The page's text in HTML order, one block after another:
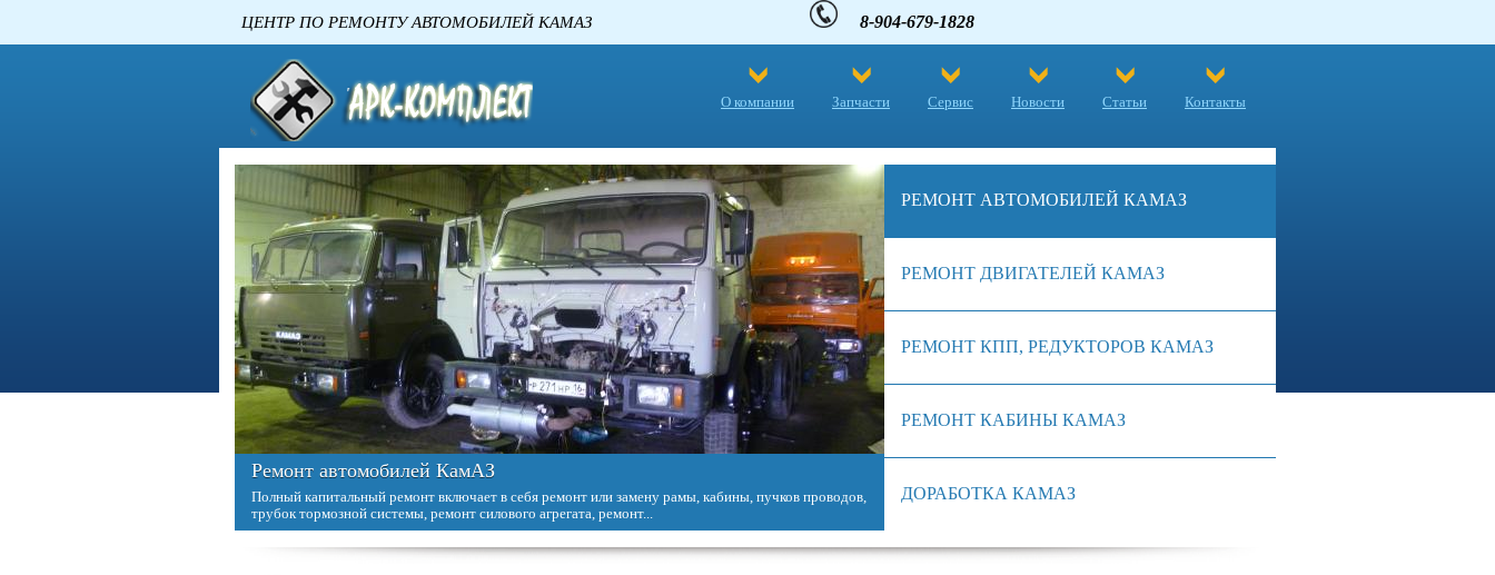
ЦЕНТР ПО РЕМОНТУ АВТОМОБИЛЕЙ КАМАЗ 8-904-679-1828
О компании Запчасти Сервис Новости Статьи Контакты
Ремонт двигателей КАМАЗ
Двигатель – это сердце любого автомобиля. Однако в отличие от сердца живого существа, железное
можно восстановить, сделав капремонт.
РЕМОНТ АВТОМОБИЛЕЙ КАМАЗ
РЕМОНТ ДВИГАТЕЛЕЙ КАМАЗ
РЕМОНТ КПП, РЕДУКТОРОВ КАМАЗ
РЕМОНТ КАБИНЫ КАМАЗ
ДОРАБОТКА КАМАЗ